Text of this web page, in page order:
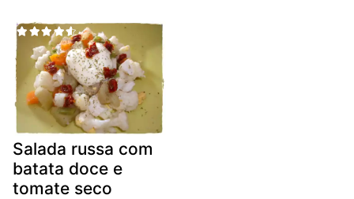
Salada russa com
batata doce e
tomate seco